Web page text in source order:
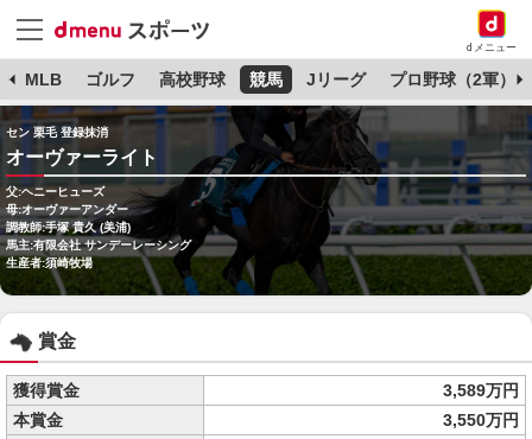
dメニュー
MLB ゴルフ 高校野球 競馬 Jリーグ プロ野球（2軍）
セン 栗毛 登録抹消
オーヴァーライト
父:ヘニーヒューズ
母:オーヴァーアンダー
調教師:手塚 貴久 (美浦)
馬主:有限会社 サンデーレーシング
生産者:須崎牧場
賞金
獲得賞金
3,589万円
本賞金
3,550万円